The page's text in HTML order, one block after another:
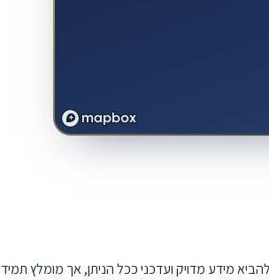
מידע מדויק ועדכני ככל הניתן, אך מומלץ תמיד